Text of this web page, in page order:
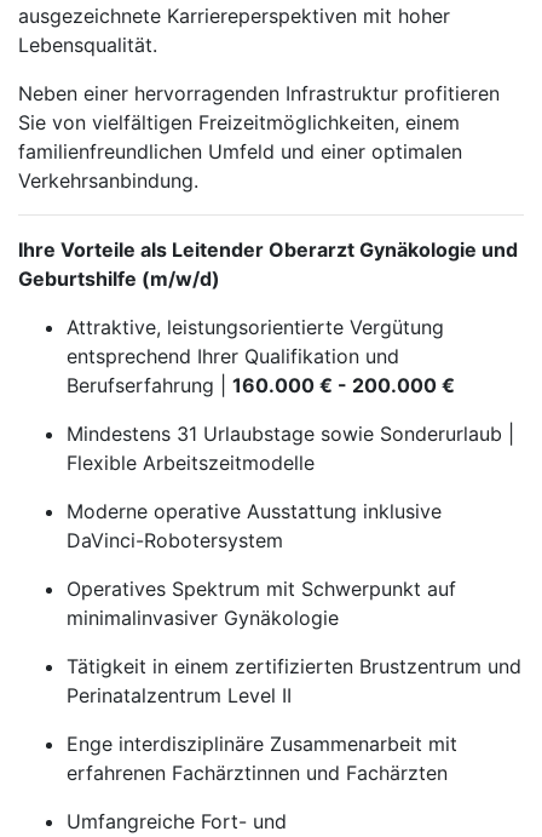
ausgezeichnete Karriereperspektiven mit hoher
Lebensqualität.
Neben einer hervorragenden Infrastruktur profitieren
Sie von vielfältigen Freizeitmöglichkeiten, einem
familienfreundlichen Umfeld und einer optimalen
Verkehrsanbindung.
Ihre Vorteile als Leitender Oberarzt Gynäkologie und
Geburtshilfe (m/w/d)
Attraktive, leistungsorientierte Vergütung
entsprechend Ihrer Qualifikation und
Berufserfahrung | 160.000 € - 200.000 €
Mindestens 31 Urlaubstage sowie Sonderurlaub |
Flexible Arbeitszeitmodelle
Moderne operative Ausstattung inklusive
DaVinci-Robotersystem
Operatives Spektrum mit Schwerpunkt auf
minimalinvasiver Gynäkologie
Tätigkeit in einem zertifizierten Brustzentrum und
Perinatalzentrum Level II
Enge interdisziplinäre Zusammenarbeit mit
erfahrenen Fachärztinnen und Fachärzten
Umfangreiche Fort- und